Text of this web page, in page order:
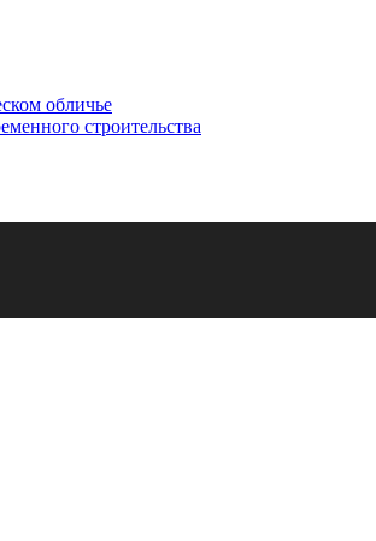
обличье
строительства